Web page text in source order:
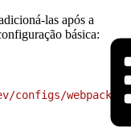
las após a
básica:
configs/webpack/